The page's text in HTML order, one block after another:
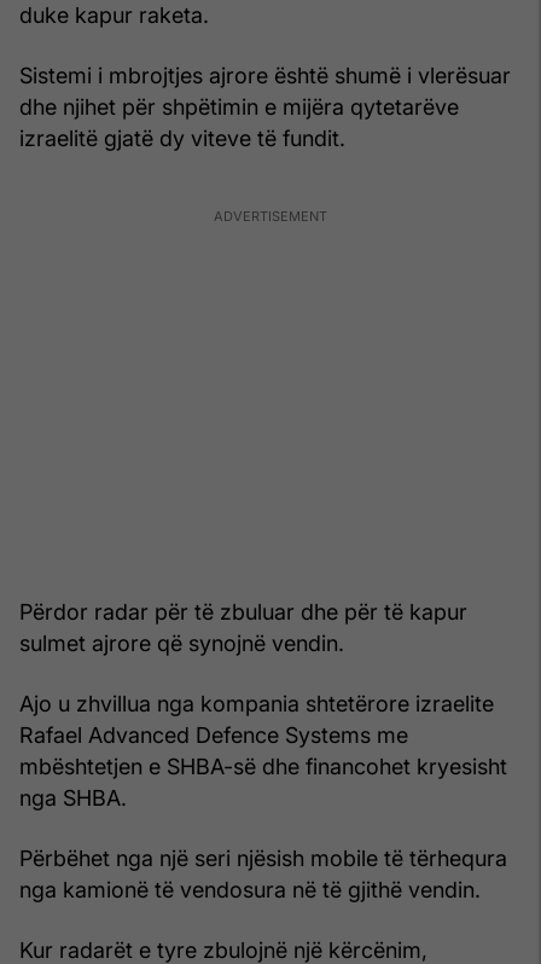
duke kapur raketa.
Sistemi i mbrojtjes ajrore është shumë i vlerësuar
dhe njihet për shpëtimin e mijëra qytetarëve
izraelitë gjatë dy viteve të fundit.
Përdor radar për të zbuluar dhe për të kapur
sulmet ajrore që synojnë vendin.
Ajo u zhvillua nga kompania shtetërore izraelite
Rafael Advanced Defence Systems me
mbështetjen e SHBA-së dhe financohet kryesisht
nga SHBA.
Përbëhet nga një seri njësish mobile të tërhequra
nga kamionë të vendosura në të gjithë vendin.
Kur radarët e tyre zbulojnë një kërcënim,